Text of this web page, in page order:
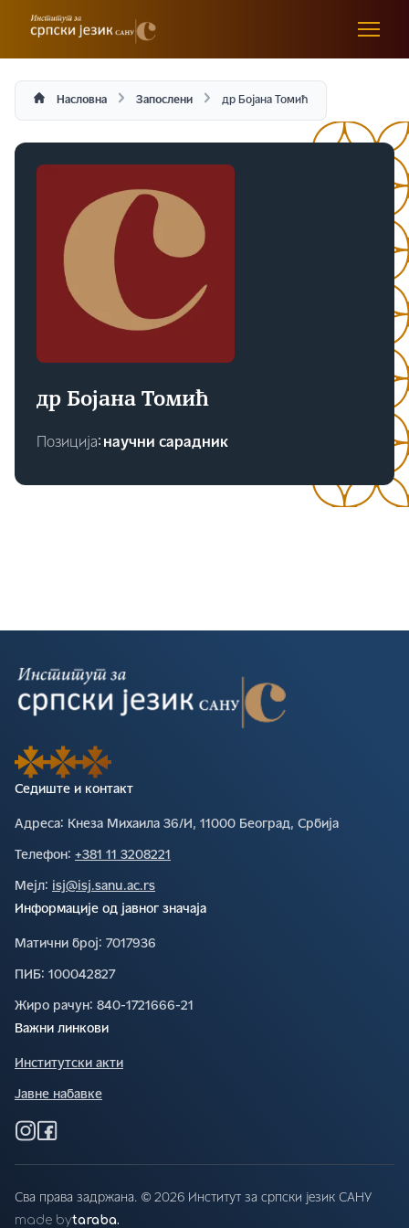
Насловна Запослени др Бојана Томић
др Бојана Томић
Позиција∶ научни сарадник
Седиште и контакт
Адреса∶ Кнеза Михаила 36/И, 11000 Београд, Србија
Телефон∶ +381 11 3208221
Мејл∶ isj@isj.sanu.ac.rs
Информације од јавног значаја
Матични број∶ 7017936
ПИБ∶ 100042827
Жиро рачун∶ 840-1721666-21
Важни линкови
Институтски акти
Јавне набавке
Сва права задржана. © 2026 Институт за српски језик САНУ
made bytaraba.